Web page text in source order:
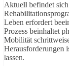
Aktuell befindet
Leben erfordert
Prozess beinhaltet
Mobilität
Herausforderungen
lassen.